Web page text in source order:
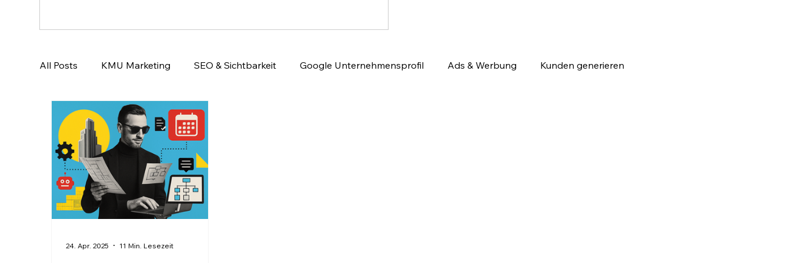
All Posts KMU Marketing SEO & Sichtbarkeit Google Unternehmensprofil Ads & Werbung Kunden generieren
Email-Marketing & Lead Nurturing
24. Apr. 2025 11 Min. Lesezeit